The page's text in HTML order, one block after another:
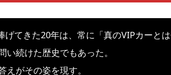
げてきた20年は、常に「真のVIPカーと
続けた歴史でもあった。
がその姿を現す。